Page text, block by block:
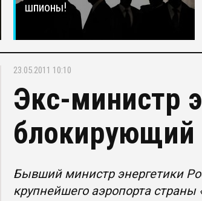
шпионы!
23.05.2011 10:10
Экс-министр
блокирующий
Бывший министр энергетики
крупнейшего аэропорта страны